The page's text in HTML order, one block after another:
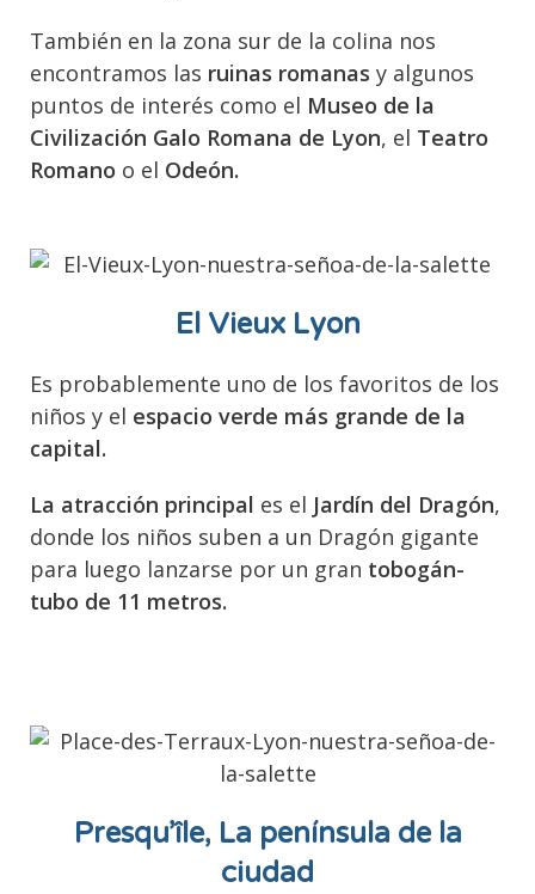
También en la zona sur de la colina nos
encontramos las ruinas romanas y algunos
puntos de interés como el Museo de la
Civilización Galo Romana de Lyon, el Teatro
Romano o el Odeón.
El Vieux Lyon
Es probablemente uno de los favoritos de los
niños y el espacio verde más grande de la
capital.
La atracción principal es el Jardín del Dragón,
donde los niños suben a un Dragón gigante
para luego lanzarse por un gran tobogán-
tubo de 11 metros.
Presqu’île, La península de la
ciudad